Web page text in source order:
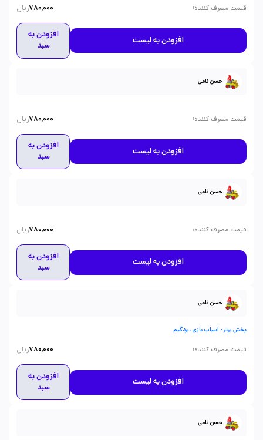
قیمت مصرف کننده:
780,000ریال
افزودن به لیست
افزودن به
سبد
حسن نامی
قیمت مصرف کننده:
780,000ریال
افزودن به لیست
افزودن به
سبد
حسن نامی
قیمت مصرف کننده:
780,000ریال
افزودن به لیست
افزودن به
سبد
حسن نامی
پخش برتر - اسباب بازی، بردگیم
قیمت مصرف کننده:
780,000ریال
افزودن به لیست
افزودن به
سبد
حسن نامی